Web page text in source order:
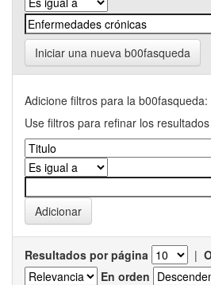
Iniciar una nueva b00fasqueda
Adicione filtros para la b00fasqueda:
Use filtros para refinar los
Resultados por página |
En orden